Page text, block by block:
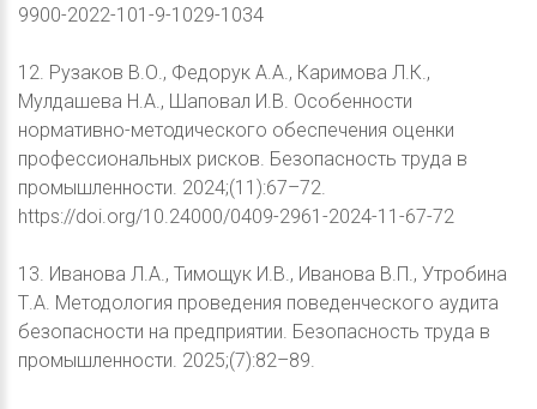
9900-2022-101-9-1029-1034
12. Рузаков В.О., Федорук А.А., Каримова Л.К.,
Мулдашева Н.А., Шаповал И.В. Особенности
нормативно-методического обеспечения оценки
профессиональных рисков. Безопасность труда в
промышленности. 2024;(11):67–72.
https://doi.org/10.24000/0409-2961-2024-11-67-72
13. Иванова Л.А., Тимощук И.В., Иванова В.П., Утробина
Т.А. Методология проведения поведенческого аудита
безопасности на предприятии. Безопасность труда в
промышленности. 2025;(7):82–89.